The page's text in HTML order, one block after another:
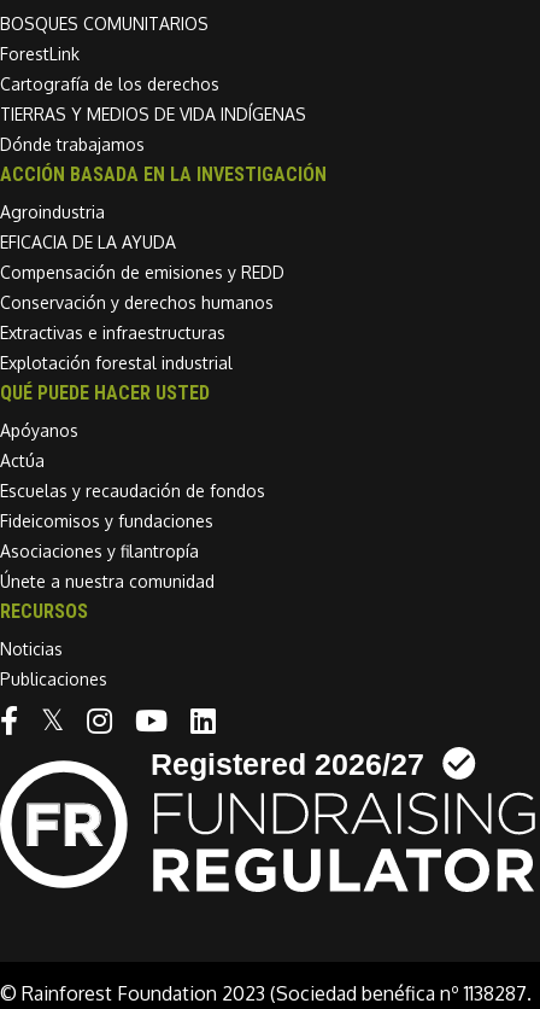
BOSQUES COMUNITARIOS
ForestLink
Cartografía de los derechos
TIERRAS Y MEDIOS DE VIDA INDÍGENAS
Dónde trabajamos
ACCIÓN BASADA EN LA INVESTIGACIÓN
Agroindustria
EFICACIA DE LA AYUDA
Compensación de emisiones y REDD
Conservación y derechos humanos
Extractivas e infraestructuras
Explotación forestal industrial
QUÉ PUEDE HACER USTED
Apóyanos
Actúa
Escuelas y recaudación de fondos
Fideicomisos y fundaciones
Asociaciones y filantropía
Únete a nuestra comunidad
RECURSOS
Noticias
Publicaciones
Linkedin link
© Rainforest Foundation 2023 (Sociedad benéfica nº 1138287.